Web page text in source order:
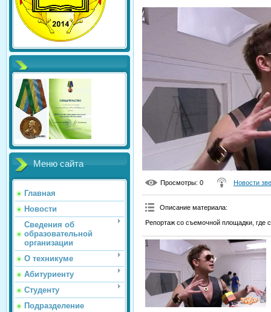
Меню сайта
Главная
Новости
Сведения об
образовательной
организации
О техникуме
Абитуриенту
Студенту
Подразделение
Просмотры: 0 Новости
Описание материала:
Репортаж со съемочной площадки, где